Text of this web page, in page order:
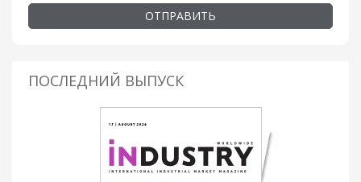
ОТПРАВИТЬ
ПОСЛЕДНИЙ ВЫПУСК